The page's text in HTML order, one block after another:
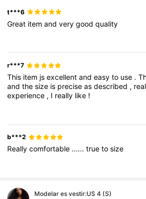
t***6
Great itemandverygoodquality
r***7
This item jsexcellentandeasyto use .
andthesize is preciseasdescribed ,
experience , I really like !
b***2
Reallycomfortable ......truetosize
Modelar es vestir:US 4 (S)